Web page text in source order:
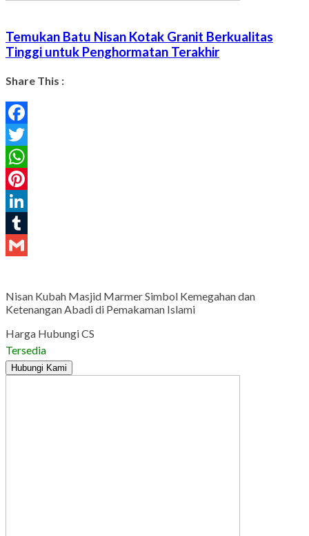
Temukan Batu Nisan Kotak Granit Berkualitas
Tinggi untuk Penghormatan Terakhir
Share This :
Facebook
Twitter
WhatsApp
Pinterest
LinkedIn
Tumblr
Nisan Kubah Masjid Marmer Simbol Kemegahan dan
Ketenangan Abadi di Pemakaman Islami
Harga Hubungi CS
Tersedia
Hubungi Kami